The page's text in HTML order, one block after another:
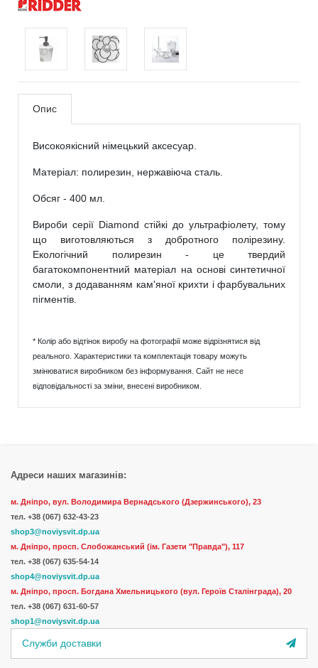
Опис
Високоякісний німецький аксесуар.
Матеріал: полирезин, нержавіюча сталь.
Обсяг - 400 мл.
Вироби серії Diamond стійкі до ультрафіолету, тому
що виготовляються з добротного полірезину.
Екологічний полирезин - це твердий
багатокомпонентний матеріал на основі синтетичної
смоли, з додаванням кам'яної крихти і фарбувальних
пігментів.
* Колір або відтінок виробу на фотографії може відрізнятися від
реального. Характеристики та комплектація товару можуть
змінюватися виробником без інформування. Сайт не несе
відповідальності за зміни, внесені виробником.
Адреси наших магазинів:
м. Дніпро, вул. Володимира Вернадського (Дзержинського), 23
тел. +38 (067) 632-43-23
shop3@noviysvit.dp.ua
м. Дніпро, просп. Слобожанський (ім. Газети "Правда"), 117
тел. +38 (067) 635-54-14
shop4@noviysvit.dp.ua
м. Дніпро, просп. Богдана Хмельницького (вул. Героїв Сталінграда), 20
тел. +38 (067) 631-60-57
shop1@noviysvit.dp.ua
Служби доставки